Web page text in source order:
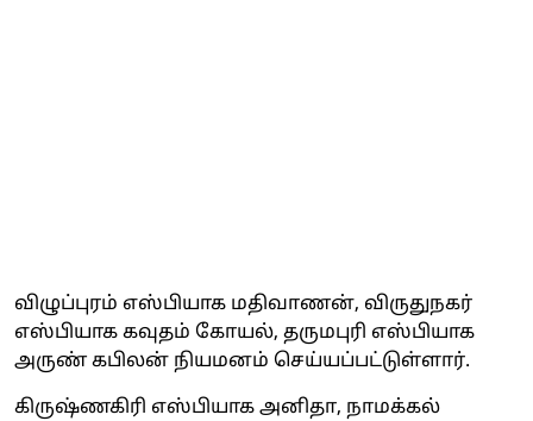
விழுப்புரம் எஸ்பியாக மதிவாணன், விருதுநகர்
எஸ்பியாக கவுதம் கோயல், தருமபுரி எஸ்பியாக
அருண் கபிலன் நியமனம் செய்யப்பட்டுள்ளார்.
கிருஷ்ணகிரி எஸ்பியாக அனிதா, நாமக்கல்